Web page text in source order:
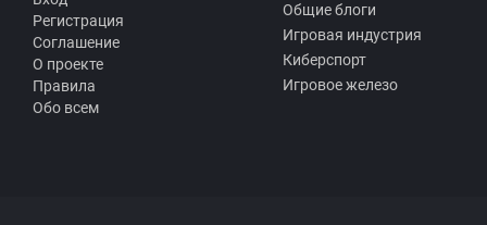
Регистрация
Соглашение
О проекте
Правила
Обо всем
Общие блоги
Игровая индустрия
Киберспорт
Игровое железо